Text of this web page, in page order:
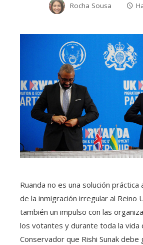
Rocha Sousa
Ruanda no es una solución
de la inmigración irregular al Reino
también un impulso con las
los votantes y durante toda la vida
Conservador que Rishi Sunak debe